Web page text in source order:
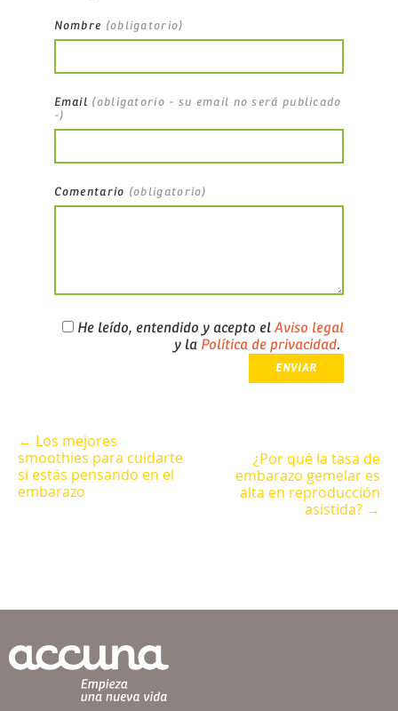
Nombre (obligatorio)
Email (obligatorio - su email no será publicado
-)
Comentario (obligatorio)
He leído, entendido y acepto elAviso legal
y la Política de privacidad.
← Los mejores
smoothies para cuidarte
si estás pensando en el
embarazo
¿Por qué la tasa de
embarazo gemelar es
alta en reproducción
asistida? →